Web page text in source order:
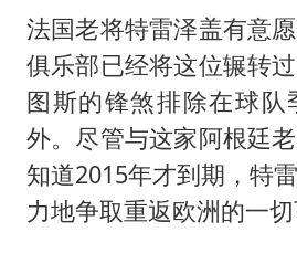
法国老将特雷泽盖有意
俱乐部已经将这位辗转
图斯的锋煞排除在球队
外。尽管与这家阿根廷
知道2015年才到期，特
力地争取重返欧洲的一切